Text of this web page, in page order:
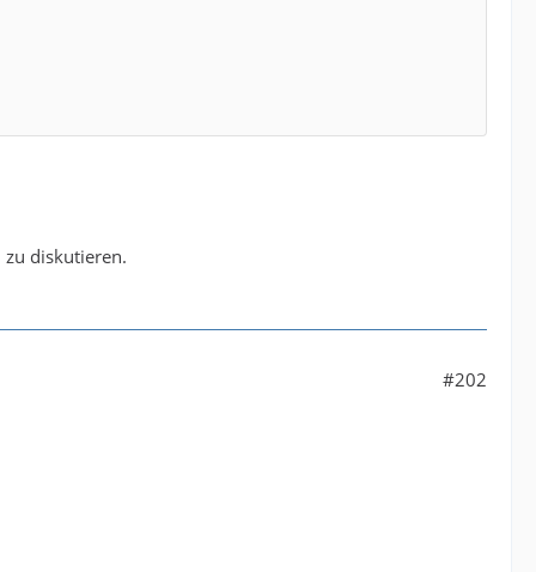
diskutieren.
#202